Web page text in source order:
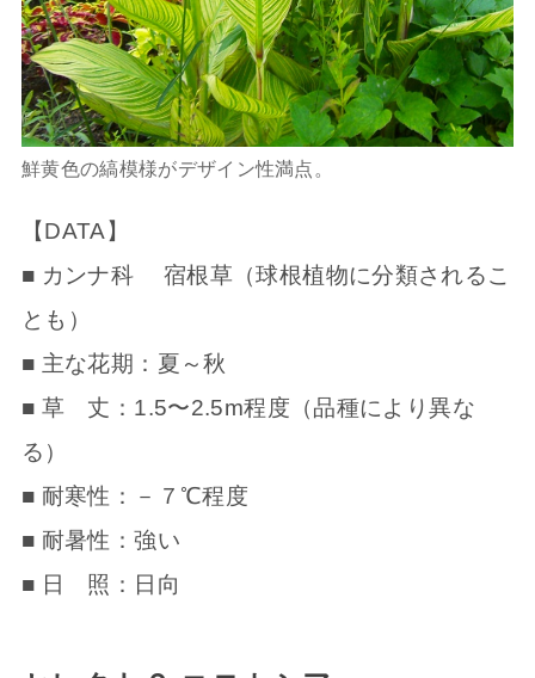
鮮黄色の縞模様がデザイン性満点。
【DATA】
■ カンナ科 宿根草（球根植物に分類されるこ
とも）
■ 主な花期：夏～秋
■ 草 丈：1.5〜2.5m程度（品種により異な
る）
■ 耐寒性：－７℃程度
■ 耐暑性：強い
■ 日 照：日向